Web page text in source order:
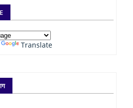
Translate